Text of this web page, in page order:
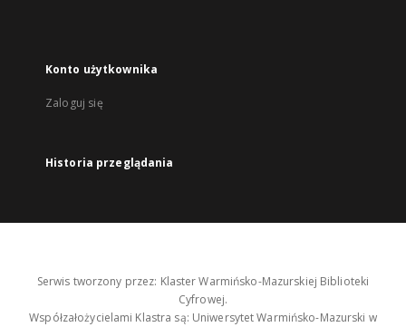
Konto użytkownika
Zaloguj się
Historia przeglądania
Serwis tworzony przez: Klaster Warmińsko-Mazurskiej Biblioteki
Cyfrowej.
Współzałożycielami Klastra są: Uniwersytet Warmińsko-Mazurski w